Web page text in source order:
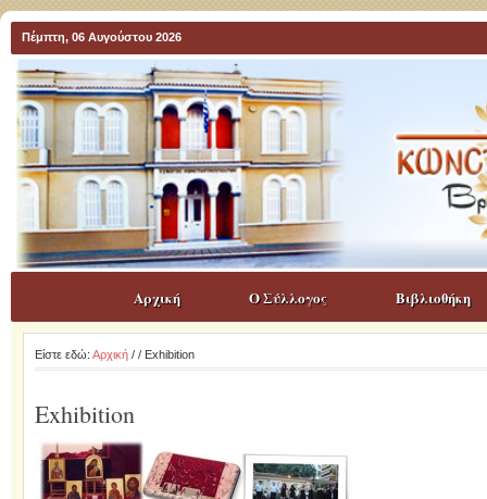
Πέμπτη, 06 Αυγούστου 2026
Αρχική Ο Σύλλογος Βιβλιοθήκη
Είστε εδώ: Αρχική/ / Exhibition
Exhibition